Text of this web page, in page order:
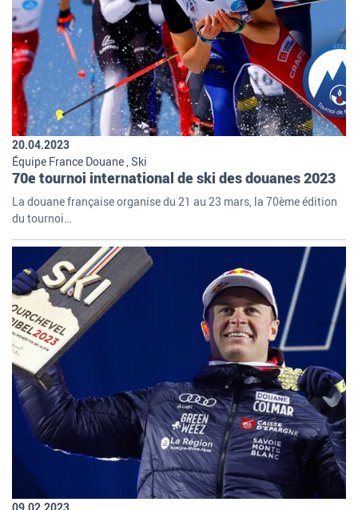
20.04.2023
Équipe France Douane , Ski
70e tournoi international de ski des douanes 2023
La douane française organise du 21 au 23 mars, la 70ème édition
du tournoi…
09.02.2023